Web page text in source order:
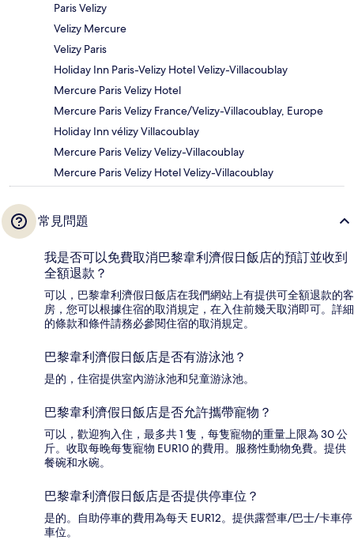
Paris Velizy
Velizy Mercure
Velizy Paris
Holiday Inn Paris-Velizy Hotel Velizy-Villacoublay
Mercure Paris Velizy Hotel
Mercure Paris Velizy France/Velizy-Villacoublay, Europe
Holiday Inn vélizy Villacoublay
Mercure Paris Velizy Velizy-Villacoublay
Mercure Paris Velizy Hotel Velizy-Villacoublay
常見問題
我是否可以免費取消巴黎韋利濟假日飯店的預訂並收到
全額退款？
可以，巴黎韋利濟假日飯店在我們網站上有提供可全額退款的客
房，您可以根據住宿的取消規定，在入住前幾天取消即可。詳細
的條款和條件請務必參閱住宿的取消規定。
巴黎韋利濟假日飯店是否有游泳池？
是的，住宿提供室內游泳池和兒童游泳池。
巴黎韋利濟假日飯店是否允許攜帶寵物？
可以，歡迎狗入住，最多共 1 隻，每隻寵物的重量上限為 30 公
斤。收取每晚每隻寵物 EUR10 的費用。服務性動物免費。提供
餐碗和水碗。
巴黎韋利濟假日飯店是否提供停車位？
是的。自助停車的費用為每天 EUR12。提供露營車/巴士/卡車停
車位。